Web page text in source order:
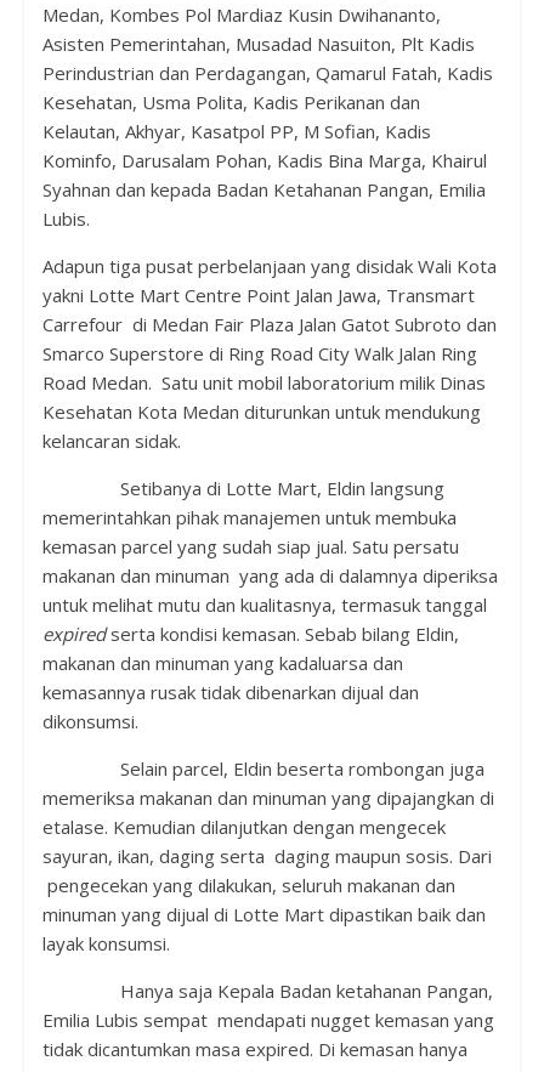
Medan, Kombes Pol Mardiaz Kusin Dwihananto,
Asisten Pemerintahan, Musadad Nasuiton, Plt Kadis
Perindustrian dan Perdagangan, Qamarul Fatah, Kadis
Kesehatan, Usma Polita, Kadis Perikanan dan
Kelautan, Akhyar, Kasatpol PP, M Sofian, Kadis
Kominfo, Darusalam Pohan, Kadis Bina Marga, Khairul
Syahnan dan kepada Badan Ketahanan Pangan, Emilia
Lubis.
Adapun tiga pusat perbelanjaan yang disidak Wali Kota
yakni Lotte Mart Centre Point Jalan Jawa, Transmart
Carrefour di Medan Fair Plaza Jalan Gatot Subroto dan
Smarco Superstore di Ring Road City Walk Jalan Ring
Road Medan. Satu unit mobil laboratorium milik Dinas
Kesehatan Kota Medan diturunkan untuk mendukung
kelancaran sidak.
Setibanya di Lotte Mart, Eldin langsung
memerintahkan pihak manajemen untuk membuka
kemasan parcel yang sudah siap jual. Satu persatu
makanan dan minuman yang ada di dalamnya diperiksa
untuk melihat mutu dan kualitasnya, termasuk tanggal
expiredserta kondisi kemasan. Sebab bilang Eldin,
makanan dan minuman yang kadaluarsa dan
kemasannya rusak tidak dibenarkan dijual dan
dikonsumsi.
Selain parcel, Eldin beserta rombongan juga
memeriksa makanan dan minuman yang dipajangkan di
etalase. Kemudian dilanjutkan dengan mengecek
sayuran, ikan, daging serta daging maupun sosis. Dari
pengecekan yang dilakukan, seluruh makanan dan
minuman yang dijual di Lotte Mart dipastikan baik dan
layak konsumsi.
Hanya saja Kepala Badan ketahanan Pangan,
Emilia Lubis sempat mendapati nugget kemasan yang
tidak dicantumkan masa expired. Di kemasan hanya